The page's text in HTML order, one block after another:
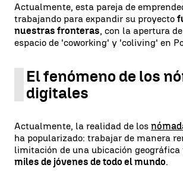
Actualmente, esta pareja de
trabajando para expandir su proyecto
nuestras fronteras, con la apertura
espacio de 'coworking' y 'coliving' en
El fenómeno de los
digitales
Actualmente, la realidad de los
ha popularizado: trabajar de manera
limitación de una ubicación geográfica
miles de jóvenes de todo el mundo.